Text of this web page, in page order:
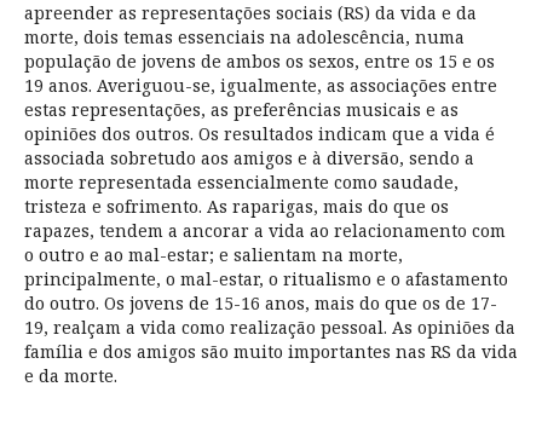
apreender as representações sociais (RS) da vida e da
morte, dois temas essenciais na adolescência, numa
população de jovens de ambos os sexos, entre os 15 e os
19 anos. Averiguou-se, igualmente, as associações entre
estas representações, as preferências musicais e as
opiniões dos outros. Os resultados indicam que a vida é
associada sobretudo aos amigos e à diversão, sendo a
morte representada essencialmente como saudade,
tristeza e sofrimento. As raparigas, mais do que os
rapazes, tendem a ancorar a vida ao relacionamento com
o outro e ao mal-estar; e salientam na morte,
principalmente, o mal-estar, o ritualismo e o afastamento
do outro. Os jovens de 15-16 anos, mais do que os de 17-
19, realçam a vida como realização pessoal. As opiniões da
família e dos amigos são muito importantes nas RS da vida
e da morte.